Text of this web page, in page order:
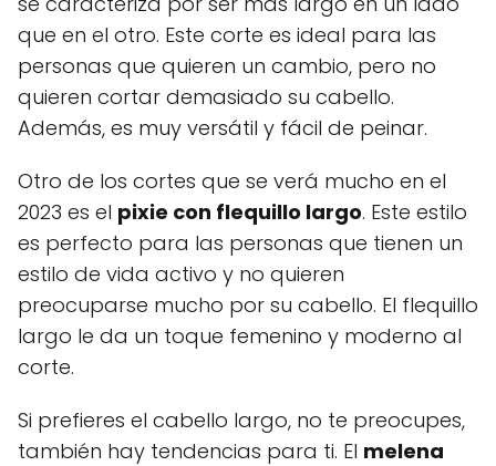
que en el otro. Este corte es ideal para las
personas que quieren un cambio, pero no
quieren cortar demasiado su cabello.
Además, es muy versátil y fácil de peinar.
Otro de los cortes que se verá mucho en el
2023 es el pixie con flequillo largo. Este estilo
es perfecto para las personas que tienen un
estilo de vida activo y no quieren
preocuparse mucho por su cabello. El flequillo
largo le da un toque femenino y moderno al
corte.
Si prefieres el cabello largo, no te preocupes,
también hay tendencias para ti. El melena